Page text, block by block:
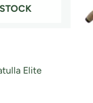
Elite